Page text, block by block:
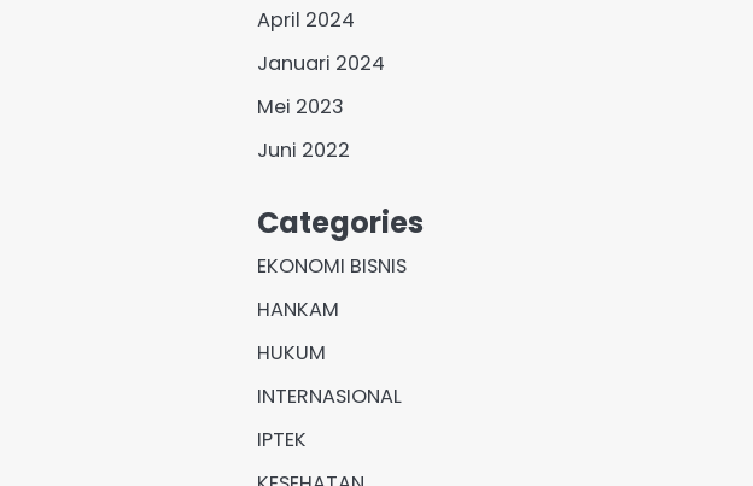
April 2024
Januari 2024
Mei 2023
Juni 2022
Categories
EKONOMI BISNIS
HANKAM
HUKUM
INTERNASIONAL
IPTEK